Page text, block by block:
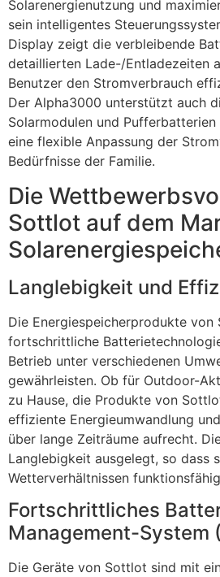
Solarenergienutzung und
sein intelligentes
Display zeigt die verbleibende
detaillierten Lade-/Entladezeiten
Benutzer den Stromverbrauch
Der Alpha3000 unterstützt auch
Solarmodulen und
eine flexible Anpassung der
Bedürfnisse der Familie.
Die
Sottlot auf dem
Langlebigkeit und
Die Energiespeicherprodukte
fortschrittliche
Betrieb unter verschiedenen
gewährleisten. Ob für Outdoor-
zu Hause, die Produkte von
effiziente Energieumwandlung
über lange Zeiträume aufrecht.
Langlebigkeit ausgelegt, so dass
Wetterverhältnissen
Fortschrittliches
Management-System
Die Geräte von Sottlot sind mit